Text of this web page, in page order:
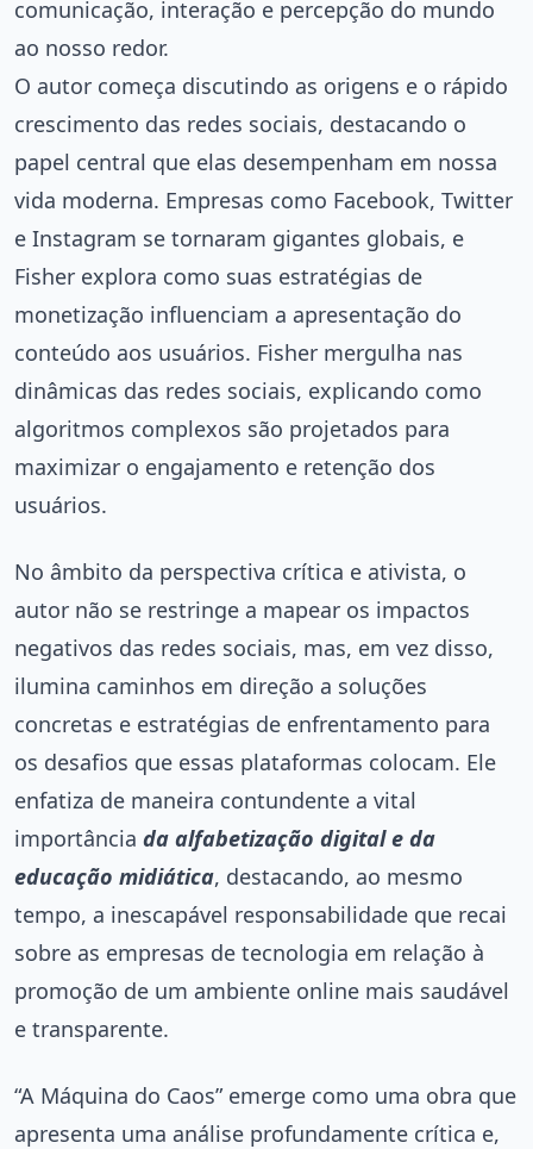
comunicação, interação e percepção do mundo
ao nosso redor.
O autor começa discutindo as origens e o rápido
crescimento das redes sociais, destacando o
papel central que elas desempenham em nossa
vida moderna. Empresas como Facebook, Twitter
e Instagram se tornaram gigantes globais, e
Fisher explora como suas estratégias de
monetização influenciam a apresentação do
conteúdo aos usuários. Fisher mergulha nas
dinâmicas das redes sociais, explicando como
algoritmos complexos são projetados para
maximizar o engajamento e retenção dos
usuários.
No âmbito da perspectiva crítica e ativista, o
autor não se restringe a mapear os impactos
negativos das redes sociais, mas, em vez disso,
ilumina caminhos em direção a soluções
concretas e estratégias de enfrentamento para
os desafios que essas plataformas colocam. Ele
enfatiza de maneira contundente a vital
importância da alfabetização digital e da
educação midiática, destacando, ao mesmo
tempo, a inescapável responsabilidade que recai
sobre as empresas de tecnologia em relação à
promoção de um ambiente online mais saudável
e transparente.
“A Máquina do Caos” emerge como uma obra que
apresenta uma análise profundamente crítica e,